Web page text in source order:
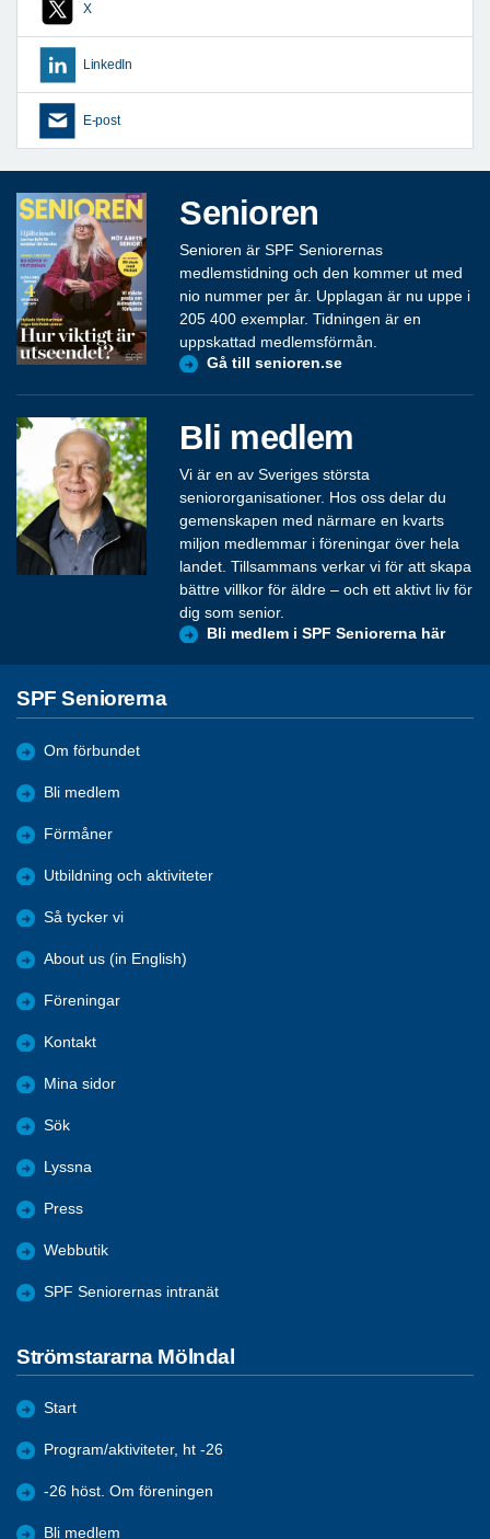
X
LinkedIn
E-post
Senioren
Senioren är SPF Seniorernas
medlemstidning och den kommer ut med
nio nummer per år. Upplagan är nu uppe i
205 400 exemplar. Tidningen är en
uppskattad medlemsförmån.
Gå till senioren.se
Bli medlem
Vi är en av Sveriges största
seniororganisationer. Hos oss delar du
gemenskapen med närmare en kvarts
miljon medlemmar i föreningar över hela
landet. Tillsammans verkar vi för att skapa
bättre villkor för äldre – och ett aktivt liv för
dig som senior.
Bli medlem i SPF Seniorerna här
SPF Seniorerna
Om förbundet
Bli medlem
Förmåner
Utbildning och aktiviteter
Så tycker vi
About us (in English)
Föreningar
Kontakt
Mina sidor
Sök
Lyssna
Press
Webbutik
SPF Seniorernas intranät
Strömstararna Mölndal
Start
Program/aktiviteter, ht -26
-26 höst. Om föreningen
Bli medlem